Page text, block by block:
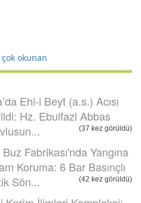
çok okunan
Ehl-i Beyt (a.s.) Acısı
Hz. Ebulfazl Abbas
(37 kez görüldü)
Fabrikası'nda Yangına
Koruma: 6 Bar Basınçlı
Sön...
(42 kez görüldü)